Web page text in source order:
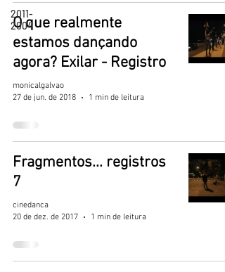
2011-
2004
O que realmente
estamos dançando
agora? Exilar - Registro
monicalgalvao
27 de jun. de 2018
1 min de leitura
Fragmentos... registros
7
cinedanca
20 de dez. de 2017
1 min de leitura